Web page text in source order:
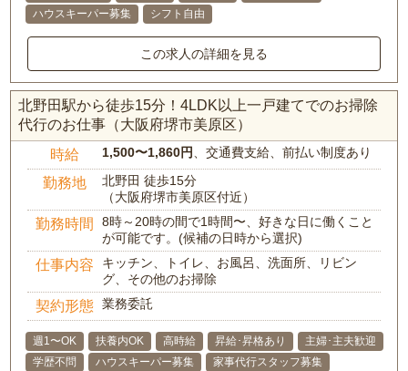
ハウスキーパー募集
シフト自由
この求人の詳細を見る
北野田駅から徒歩15分！4LDK以上一戸建てでのお掃除
代行のお仕事（大阪府堺市美原区）
時給 1,500〜1,860円 、交通費支給、前払い制度あり
勤務地
北野田 徒歩15分
（大阪府堺市美原区付近）
勤務時間
8時～20時の間で1時間〜、好きな日に働くこと
が可能です。(候補の日時から選択)
仕事内容
キッチン、トイレ、お風呂、洗面所、リビン
グ、その他のお掃除
契約形態 業務委託
週1〜OK 扶養内OK 高時給 昇給･昇格あり
主婦･主夫歓迎
学歴不問
ハウスキーパー募集
家事代行スタッフ募集